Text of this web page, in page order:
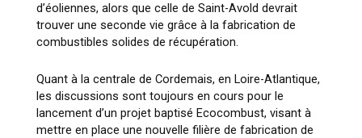
d’éoliennes, alors que celle de Saint-Avold devrait
trouver une seconde vie grâce à la fabrication de
combustibles solides de récupération.
Quant à la centrale de Cordemais, en Loire-Atlantique,
les discussions sont toujours en cours pour le
lancement d’un projet baptisé Ecocombust, visant à
mettre en place une nouvelle filière de fabrication de